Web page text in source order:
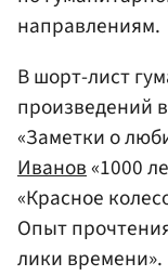
направлениям.
В шорт-лист
произведений
«Заметки о
Иванов«1000
«Красное
Опыт
лики времени».